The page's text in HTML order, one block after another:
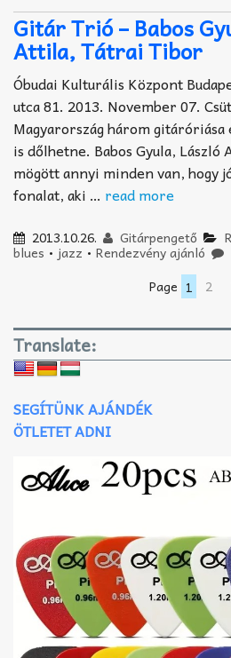
Gitár Trió – Babos
Attila, Tátrai Tibor
Óbudai Kulturális Központ
utca 81. 2013. November 07.
Magyarország három
is dőlhetne. Babos Gyula,
mögött annyi minden van, hogy
fonalat, aki … read more
2013.10.26. Gitárpengető
blues • jazz • Rendezvény ajánló
Page 1 2
Translate:
SEGÍTÜNK AJÁNDÉK
ÖTLETET ADNI